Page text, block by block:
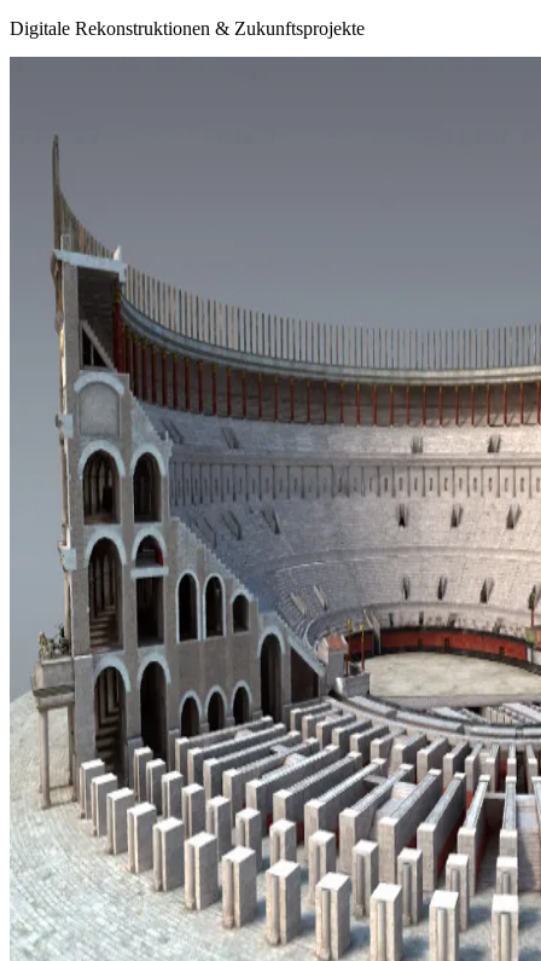
Digitale Rekonstruktionen & Zukunftsprojekte